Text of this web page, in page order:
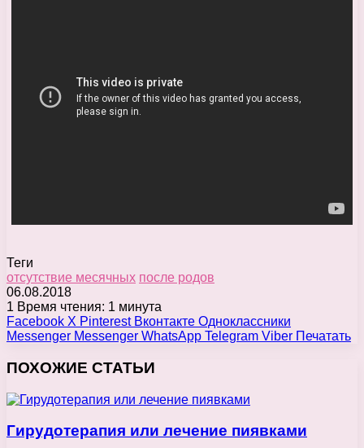
Теги
отсутствие месячных после родов
06.08.2018
1 Время чтения: 1 минута
Facebook X Pinterest Вконтакте Одноклассники
Messenger Messenger WhatsApp Telegram Viber Печатать
ПОХОЖИЕ СТАТЬИ
Гирудотерапия или лечение пиявками